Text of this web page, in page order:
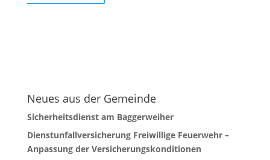
Neues aus der Gemeinde
Sicherheitsdienst am Baggerweiher
Dienstunfallversicherung Freiwillige Feuerwehr –
Anpassung der Versicherungskonditionen